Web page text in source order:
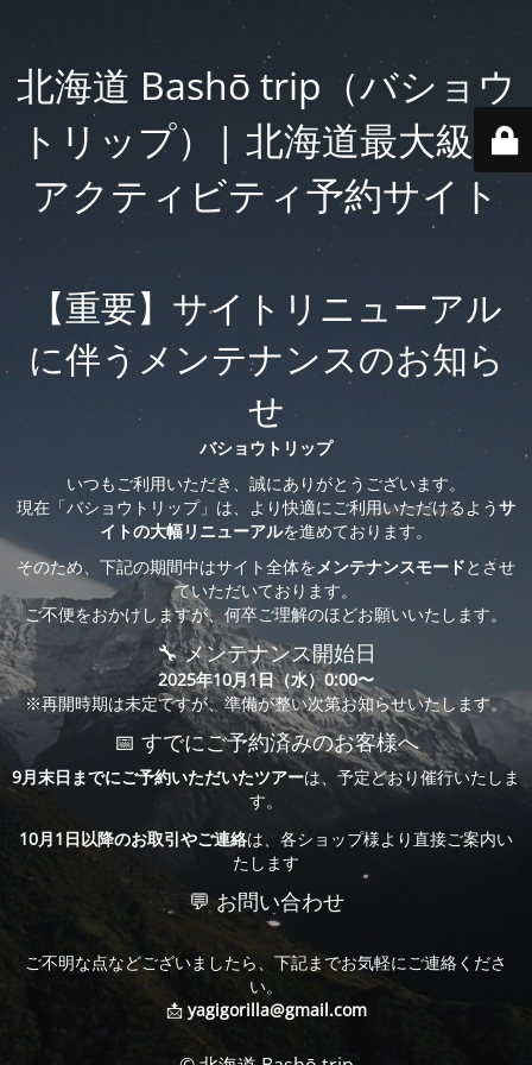
北海道 Bashō trip（バショウ
トリップ）| 北海道最大級の
アクティビティ予約サイト
【重要】サイトリニューアル
に伴うメンテナンスのお知ら
せ
バショウトリップ
いつもご利用いただき、誠にありがとうございます。
現在「バショウトリップ」は、より快適にご利用いただけるようサ
イトの大幅リニューアルを進めております。
そのため、下記の期間中はサイト全体をメンテナンスモードとさせ
ていただいております。
ご不便をおかけしますが、何卒ご理解のほどお願いいたします。
🔧 メンテナンス開始日
2025年10月1日（水）0:00〜
※再開時期は未定ですが、準備が整い次第お知らせいたします。
📅 すでにご予約済みのお客様へ
9月末日までにご予約いただいたツアーは、予定どおり催行いたしま
す。
10月1日以降のお取引やご連絡は、各ショップ様より直接ご案内い
たします
💬 お問い合わせ
ご不明な点などございましたら、下記までお気軽にご連絡くださ
い。
📩 yagigorilla@gmail.com